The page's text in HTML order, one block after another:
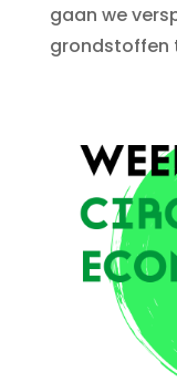
gaan we
grondstoffen